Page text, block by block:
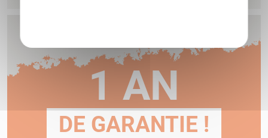
1 AN
DE GARANTIE !